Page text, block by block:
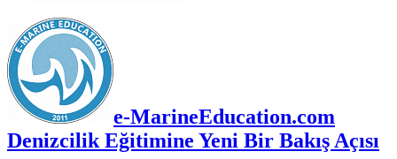
e-MarineEducation.com
Denizcilik Eğitimine Yeni Bir Bakış Açısı